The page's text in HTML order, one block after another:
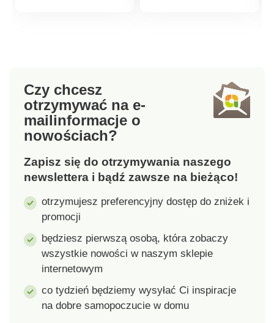
dziedzinach. Jest
niezwykle odporny na
ścieranie i pękanie.
Słoik z pokrywką jest
zachowuje
krystaliczną
Wymiary: 13,7 x 13,7
x 19,5 cm.
Pojemność: 1,75 l.
Czy chcesz
otrzymywać na e-
mailinformacje o
nowościach?
Zapisz się do otrzymywania naszego
newslettera i bądź zawsze na bieżąco!
otrzymujesz preferencyjny dostęp do zniżek i
promocji
będziesz pierwszą osobą, która zobaczy
wszystkie nowości w naszym sklepie
internetowym
co tydzień będziemy wysyłać Ci inspiracje
na dobre samopoczucie w domu